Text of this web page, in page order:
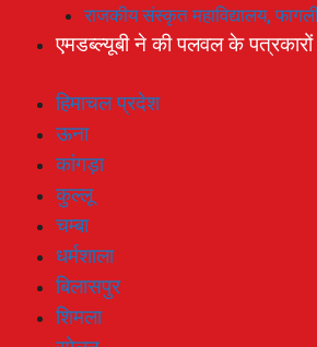
राजकीय संस्कृत महाविद्यालय,
एमडब्ल्यूबी ने की पलवल के पत्रकारों
हिमाचल प्रदेश
ऊना
कांगड़ा
कुल्लू
चम्बा
धर्मशाला
बिलासपुर
शिमला